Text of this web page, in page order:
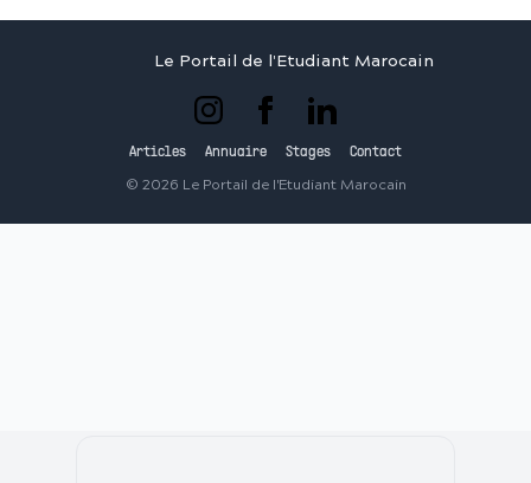
Le Portail de l'Etudiant Marocain
Articles Annuaire Stages Contact
© 2026 Le Portail de l'Etudiant Marocain